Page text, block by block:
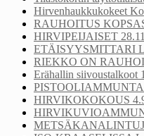
Hirvenhaukkukokeet
RAUHOITUS
HIRVIPEIJAISET 28.11
ETÄISYYSMITTARI
RIEKKO ON
Erähallin siivoustalkoot
PISTOOLIAMMUNTA
HIRVIKOKOKOUS